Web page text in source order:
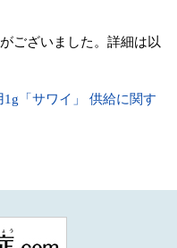
ございました。詳細は以
「サワイ」 供給に関す